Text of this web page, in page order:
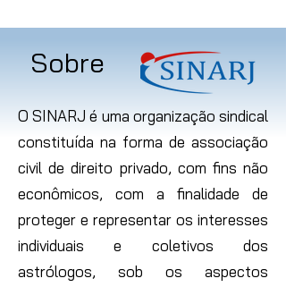
Sobre
O SINARJ é uma organização sindical
constituída na forma de associação
civil de direito privado, com fins não
econômicos, com a finalidade de
proteger e representar os interesses
individuais e coletivos dos
astrólogos, sob os aspectos